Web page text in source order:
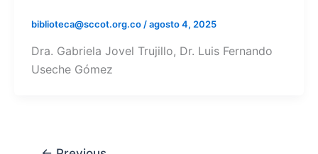
biblioteca@sccot.org.co/agosto 4, 2025
Dra. Gabriela Jovel Trujillo, Dr. Luis Fernando
Useche Gómez